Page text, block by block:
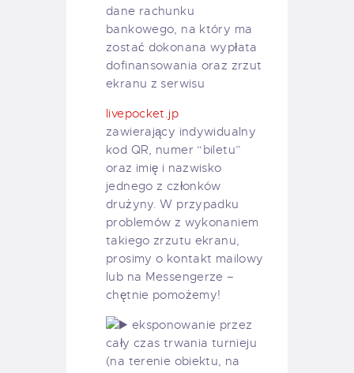
dane rachunku
bankowego, na który ma
zostać dokonana wypłata
dofinansowania oraz zrzut
ekranu z serwisu
livepocket.jp
zawierający indywidualny
kod QR, numer “biletu”
oraz imię i nazwisko
jednego z członków
drużyny. W przypadku
problemów z wykonaniem
takiego zrzutu ekranu,
prosimy o kontakt mailowy
lub na Messengerze –
chętnie pomożemy!
eksponowanie przez
cały czas trwania turnieju
(na terenie obiektu, na